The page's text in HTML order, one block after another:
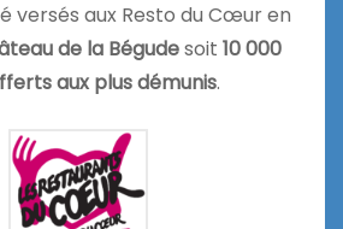
versés aux Resto du Cœur en
de la Bégudesoit 10 000
aux plus démunis.